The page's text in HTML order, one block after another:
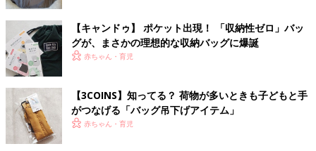
出典：Instagramアカウント「sissi0813」
Yukiさんは人気ベーカリーのPAULのエコバッグをお友達にもら
いやすそうですね。これなら大きなフランスパンも問題なく入る
かもしれません。
【キャンドゥ】 ポケット出現！ 「収納性ゼロ」バッ
グが、まさかの理想的な収納バッグに爆誕
赤ちゃん・育児
【3COINS】知ってる？ 荷物が多いときも子どもと手
がつなげる「バッグ吊下げアイテム」
赤ちゃん・育児